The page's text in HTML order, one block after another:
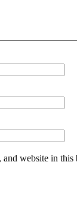
and website in